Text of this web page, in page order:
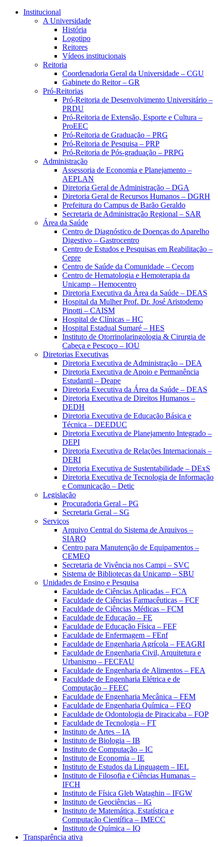
Conteúdo principal
Institucional
A Universidade
História
Logotipo
Reitores
Vídeos institucionais
Reitoria
Coordenadoria Geral da Universidade – CGU
Gabinete do Reitor – GR
Pró-Reitorias
Pró-Reitoria de Desenvolvimento Universitário –
PRDU
Pró-Reitoria de Extensão, Esporte e Cultura –
ProEEC
Pró-Reitoria de Graduação – PRG
Pró-Reitoria de Pesquisa – PRP
Pró-Reitoria de Pós-graduação – PRPG
Administração
Assessoria de Economia e Planejamento –
AEPLAN
Diretoria Geral de Administração – DGA
Diretoria Geral de Recursos Humanos – DGRH
Prefeitura do Campus de Barão Geraldo
Secretaria de Administração Regional – SAR
Área da Saúde
Centro de Diagnóstico de Doenças do Aparelho
Digestivo – Gastrocentro
Centro de Estudos e Pesquisas em Reabilitação –
Cepre
Centro de Saúde da Comunidade – Cecom
Centro de Hematologia e Hemoterapia da
Unicamp – Hemocentro
Diretoria Executiva da Área da Saúde – DEAS
Hospital da Mulher Prof. Dr. José Aristodemo
Pinotti – CAISM
Hospital de Clínicas – HC
Hospital Estadual Sumaré – HES
Instituto de Otorrinolaringologia & Cirurgia de
Cabeça e Pescoço – IOU
Diretorias Executivas
Diretoria Executiva de Administração – DEA
Diretoria Executiva de Apoio e Permanência
Estudantil – Deape
Diretoria Executiva da Área da Saúde – DEAS
Diretoria Executiva de Direitos Humanos –
DEDH
Diretoria Executiva de Educação Básica e
Técnica – DEEDUC
Diretoria Executiva de Planejamento Integrado –
DEPI
Diretoria Executiva de Relações Internacionais –
DERI
Diretoria Executiva de Sustentabilidade – DExS
Diretoria Executiva de Tecnologia de Informação
e Comunicação – Detic
Legislação
Procuradoria Geral – PG
Secretaria Geral – SG
Serviços
Arquivo Central do Sistema de Arquivos –
SIARQ
Centro para Manutenção de Equipamentos –
CEMEQ
Secretaria de Vivência nos Campi – SVC
Sistema de Bibliotecas da Unicamp – SBU
Unidades de Ensino e Pesquisa
Faculdade de Ciências Aplicadas – FCA
Faculdade de Ciências Farmacêuticas – FCF
Faculdade de Ciências Médicas – FCM
Faculdade de Educação – FE
Faculdade de Educação Física – FEF
Faculdade de Enfermagem – FEnf
Faculdade de Engenharia Agrícola – FEAGRI
Faculdade de Engenharia Civil, Arquitetura e
Urbanismo – FECFAU
Faculdade de Engenharia de Alimentos – FEA
Faculdade de Engenharia Elétrica e de
Computação – FEEC
Faculdade de Engenharia Mecânica – FEM
Faculdade de Engenharia Química – FEQ
Faculdade de Odontologia de Piracicaba – FOP
Faculdade de Tecnologia – FT
Instituto de Artes – IA
Instituto de Biologia – IB
Instituto de Computação – IC
Instituto de Economia – IE
Instituto de Estudos da Linguagem – IEL
Instituto de Filosofia e Ciências Humanas –
IFCH
Instituto de Física Gleb Wataghin – IFGW
Instituto de Geociências – IG
Instituto de Matemática, Estatística e
Computação Científica – IMECC
Instituto de Química – IQ
Transparência ativa